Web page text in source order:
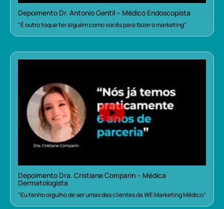
Depoimento Dr. Antonio Gentil – Médico Endoscopista
“É outro toque ter alguém como vocês para fazer o marketing”
Depoimento Dra. Cristiane Comparin – Médica
Dermatologista
“Eu tenho orgulho de ser umas das clientes da WE Marketing Médico”